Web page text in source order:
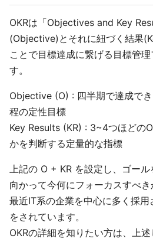
OKRは「Objectives and Key
(Objective)とそれに紐づく結果
ことで目標達成に繋げる目標管
す。
Objective (O) : 四半期で達成で
程の定性目標
Key Results (KR) : 3~4つほどの
かを判断する定量的な指標
上記の O + KR を設定し、ゴー
向かって今何にフォーカスすべき
最近IT系の企業を中心に多く採用
をされています。
OKRの詳細を知りたい方は、上